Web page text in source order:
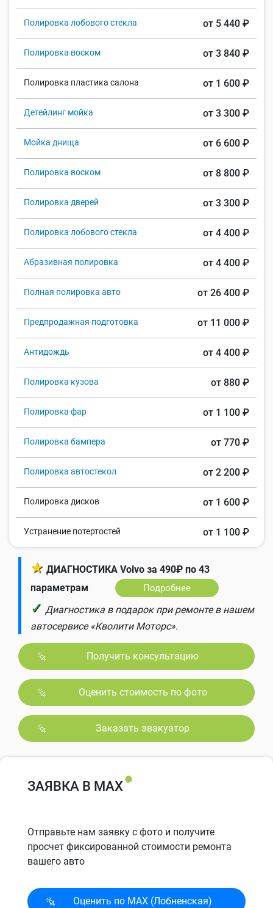
Полировка лобового стекла от 5 440 ₽
Полировка воском от 3 840 ₽
Полировка пластика салона от 1 600 ₽
Детейлинг мойка от 3 300 ₽
Мойка днища от 6 600 ₽
Полировка воском от 8 800 ₽
Полировка дверей от 3 300 ₽
Полировка лобового стекла от 4 400 ₽
Абразивная полировка от 4 400 ₽
Полная полировка авто от 26 400 ₽
Предпродажная подготовка от 11 000 ₽
Антидождь от 4 400 ₽
Полировка кузова от 880 ₽
Полировка фар от 1 100 ₽
Полировка бампера от 770 ₽
Полировка автостекол от 2 200 ₽
Полировка дисков от 1 600 ₽
Устранение потертостей от 1 100 ₽
★ ДИАГНОСТИКА Volvo за 490₽ по 43
параметрам
Подробнее
✓ Диагностика в подарок при ремонте в нашем
автосервисе «Кволити Моторс».
Получить консультацию
Оценить стоимость по фото
Заказать эвакуатор
ЗАЯВКА В MAX
Отправьте нам заявку с фото и получите
просчет фиксированной стоимости ремонта
вашего авто
Оценить по MAX (Лобненская)